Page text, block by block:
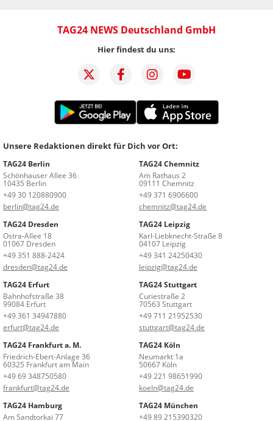
TAG24 NEWS Deutschland GmbH
Hier findest du uns:
Unsere Redaktionen direkt für Dich vor Ort:
TAG24 Berlin
Schönhauser Allee 36
10435 Berlin
+49 30 120880900
berlin@tag24.de
TAG24 Chemnitz
Am Rathaus 2
09111 Chemnitz
+49 371 6906600
chemnitz@tag24.de
TAG24 Dresden
Ostra-Allee 18
01067 Dresden
+49 351 888-2424
dresden@tag24.de
TAG24 Leipzig
Karl-Liebknecht-Straße 8
04107 Leipzig
+49 341 24250430
leipzig@tag24.de
TAG24 Erfurt
Bahnhofstraße 38
99084 Erfurt
+49 361 34947880
erfurt@tag24.de
TAG24 Stuttgart
Curiestraße 2
70563 Stuttgart
+49 711 21952530
stuttgart@tag24.de
TAG24 Frankfurt a. M.
Friedrich-Ebert-Anlage 36
60325 Frankfurt am Main
+49 69 348750580
frankfurt@tag24.de
TAG24 Köln
Neumarkt 1a
50667 Köln
+49 221 98651990
koeln@tag24.de
TAG24 Hamburg
Am Sandtorkai 77
TAG24 München
+49 89 215390320